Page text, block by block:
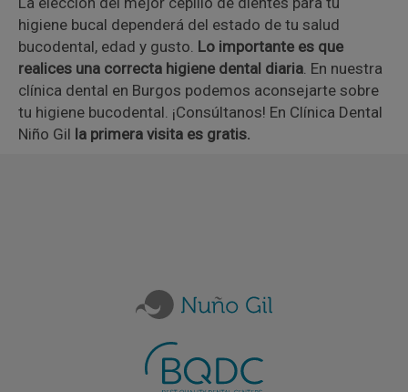
higiene bucal dependerá del estado de tu salud
bucodental, edad y gusto. Lo importante es que
realices una correcta higiene dental diaria. En nuestra
clínica dental en Burgos podemos aconsejarte sobre
tu higiene bucodental. ¡Consúltanos! En Clínica Dental
Niño Gil la primera visita es gratis.